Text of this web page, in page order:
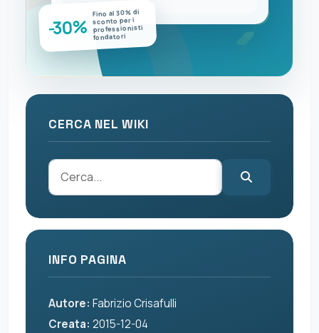
-30%
Fino al 30% di
sconto per i
professionisti
fondatori
CERCA NEL WIKI
INFO PAGINA
Autore: Fabrizio Crisafulli
Creata: 2015-12-04